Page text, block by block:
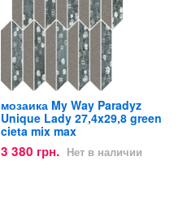
мозаика My Way Paradyz
Unique Lady 27,4x29,8 green
cieta mix max
3 380 грн. Нет в наличии